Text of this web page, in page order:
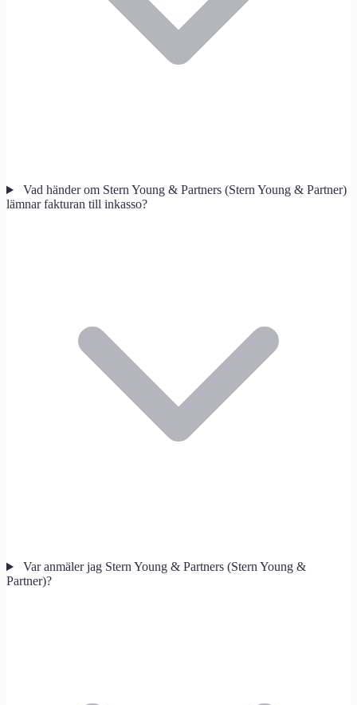
Vad händer om Stern Young & Partners (Stern Young & Partner)
lämnar fakturan till inkasso?
Var anmäler jag Stern Young & Partners (Stern Young &
Partner)?